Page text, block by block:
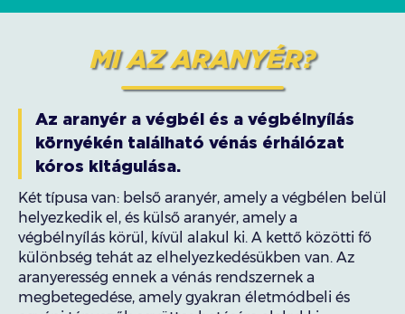
MI AZ ARANYÉR?
Az aranyér a végbél és a végbélnyílás
környékén található vénás érhálózat
kóros kitágulása.
Két típusa van: belső aranyér, amely a végbélen belül
helyezkedik el, és külső aranyér, amely a
végbélnyílás körül, kívül alakul ki. A kettő közötti fő
különbség tehát az elhelyezkedésükben van. Az
aranyeresség ennek a vénás rendszernek a
megbetegedése, amely gyakran életmódbeli és